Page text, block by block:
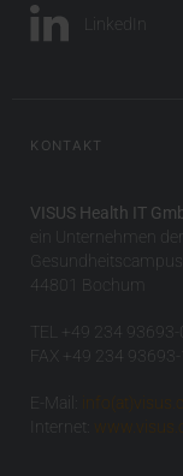
LinkedIn
KONTAKT
VISUS Health IT
ein Unternehmen
44801 Bochum
TEL +49 234 93693-0
FAX +49 234
E-Mail:
Internet: